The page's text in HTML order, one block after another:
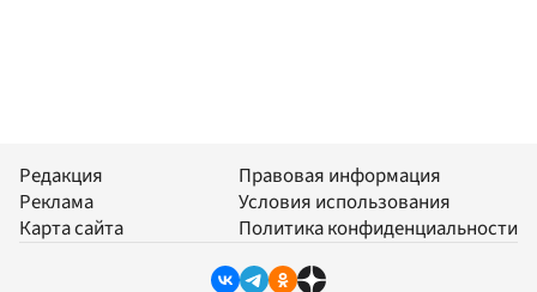
Редакция
Реклама
Карта сайта
Правовая информация
Условия использования
Политика конфиденциальности